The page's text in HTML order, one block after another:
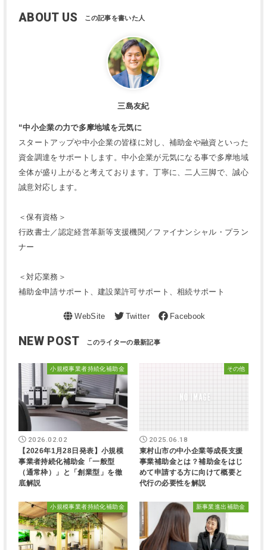
ABOUT US
三島友紀
“中小企業の力で多摩地域を元気に
スタートアップや中小企業の皆様に対し、補助金や融資といった
資金調達をサポートします。中小企業が元気になる事で多摩地域
全体が盛り上がると考えております。丁寧に、二人三脚で、誠心
誠意対応します。
＜保有資格＞
行政書士／認定経営革新等支援機関／ファイナンシャル・プラン
ナー
＜対応業務＞
補助金申請サポート、建設業許可サポート、相続サポート
NEW POST
小規模事業者持続化補助金
2026.02.02
【2026年1月28日発表】小規模
事業者持続化補助金「一般型
（通常枠）」と「創業型」を徹
底解説
その他
2025.06.18
東村山市の中小企業等成長支援
事業補助金とは？補助金をはじ
めて申請する方に向けて概要と
代行の必要性を解説
小規模事業者持続化補助金 新事業進出補助金